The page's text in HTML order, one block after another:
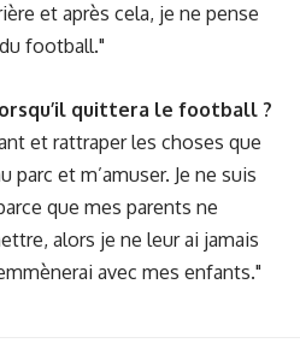
et après cela, je ne pense
football."
quittera le football ?
et rattraper les choses que
parc et m’amuser. Je ne suis
que mes parents ne
alors je ne leur ai jamais
avec mes enfants."